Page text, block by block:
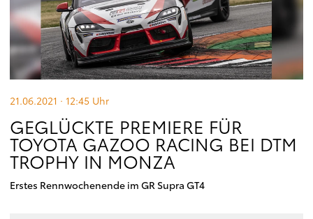
21.06.2021 · 12:45 Uhr
GEGLÜCKTE PREMIERE FÜR
TOYOTA GAZOO RACING BEI DTM
TROPHY IN MONZA
Erstes Rennwochenende im GR Supra GT4